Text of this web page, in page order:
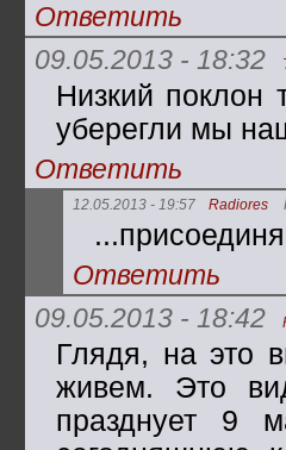
Ответить
09.05.2013 - 18:32
Низкий поклон
уберегли мы
Ответить
12.05.2013 - 19:57 Radiores
Ответить
09.05.2013 - 18:42
Глядя, на это
живем. Это
празднует 9